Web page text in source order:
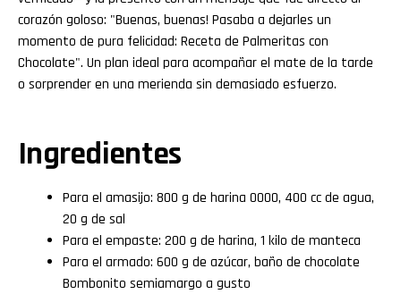
corazón goloso: "Buenas, buenas! Pasaba a dejarles un
momento de pura felicidad: Receta de Palmeritas con
Chocolate". Un plan ideal para acompañar el mate de la tarde
o sorprender en una merienda sin demasiado esfuerzo.
Ingredientes
Para el amasijo: 800 g de harina 0000, 400 cc de agua,
20 g de sal
Para el empaste: 200 g de harina, 1 kilo de manteca
Para el armado: 600 g de azúcar, baño de chocolate
Bombonito semiamargo a gusto